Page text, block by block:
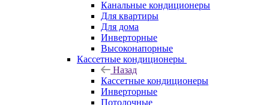
Канальные кондиционеры
Для квартиры
Для дома
Инверторные
Высоконапорные
Кассетные кондиционеры
Назад
Кассетные кондиционеры
Инверторные
Потолочные